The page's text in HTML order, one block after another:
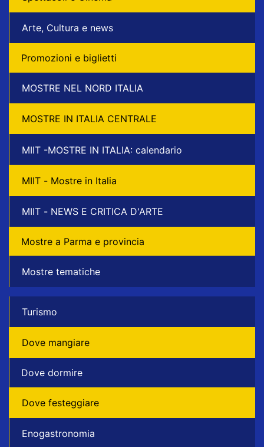
Arte, Cultura e news
Promozioni e biglietti
MOSTRE NEL NORD ITALIA
MOSTRE IN ITALIA CENTRALE
MIIT -MOSTRE IN ITALIA: calendario
MIIT - Mostre in Italia
MIIT - NEWS E CRITICA D'ARTE
Mostre a Parma e provincia
Mostre tematiche
Turismo
Dove mangiare
Dove dormire
Dove festeggiare
Enogastronomia